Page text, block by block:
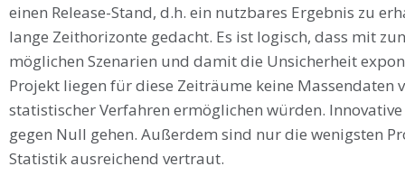
einen Release-Stand, d.h. ein nutzbares Ergebnis zu
lange Zeithorizonte gedacht. Es ist logisch, dass mit
möglichen Szenarien und damit die Unsicherheit
Projekt liegen für diese Zeiträume keine Massendaten
statistischer Verfahren ermöglichen würden.
gegen Null gehen. Außerdem sind nur die wenigsten
Statistik ausreichend vertraut.